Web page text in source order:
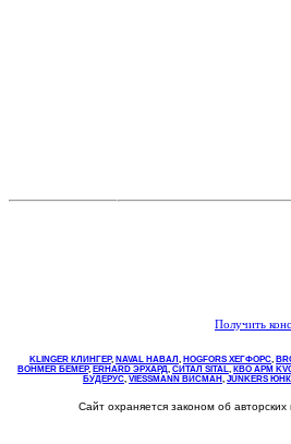
Получить
KLINGER КЛИНГЕР, NAVAL НАВАЛ , НOGFORS ХЕГФОРС,
BOHMER БЕМЕР, ERHARD ЭРХАРД, СИТАЛ SITAL, КВО АРМ
БУДЕРУС, VIESSMANN ВИСМАН , JUNKERS
Сайт охраняется законом об